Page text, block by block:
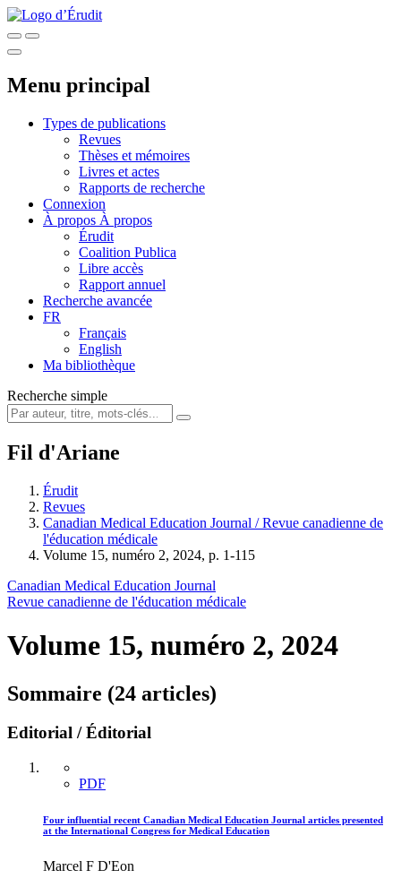
Menu principal
Types de publications
Revues
Thèses et mémoires
Livres et actes
Rapports de recherche
Connexion
À propos À propos
Érudit
Coalition Publica
Libre accès
Rapport annuel
Recherche avancée
FR
Français
English
Ma bibliothèque
Recherche simple
Fil d'Ariane
Érudit
Revues
Canadian Medical Education Journal / Revue canadienne de
l'éducation médicale
Volume 15, numéro 2, 2024, p. 1-115
Canadian Medical Education Journal
Revue canadienne de l'éducation médicale
Volume 15, numéro 2, 2024
Sommaire (24 articles)
Editorial / Éditorial
PDF
Four influential recent Canadian Medical Education Journal articles presented
at the International Congress for Medical Education
Marcel F D'Eon